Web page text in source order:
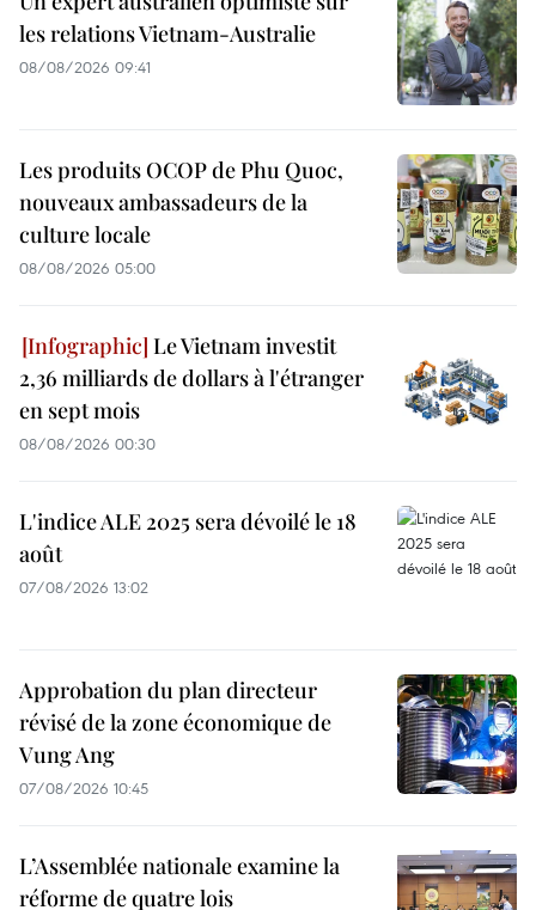
les relations Vietnam-Australie
08/08/2026 09:41
Les produits OCOP de Phu Quoc,
nouveaux ambassadeurs de la
culture locale
08/08/2026 05:00
Le Vietnam investit
2,36 milliards de dollars à l'étranger
en sept mois
08/08/2026 00:30
L'indice ALE 2025 sera dévoilé le 18
août
07/08/2026 13:02
Approbation du plan directeur
révisé de la zone économique de
Vung Ang
07/08/2026 10:45
L’Assemblée nationale examine la
réforme de quatre lois